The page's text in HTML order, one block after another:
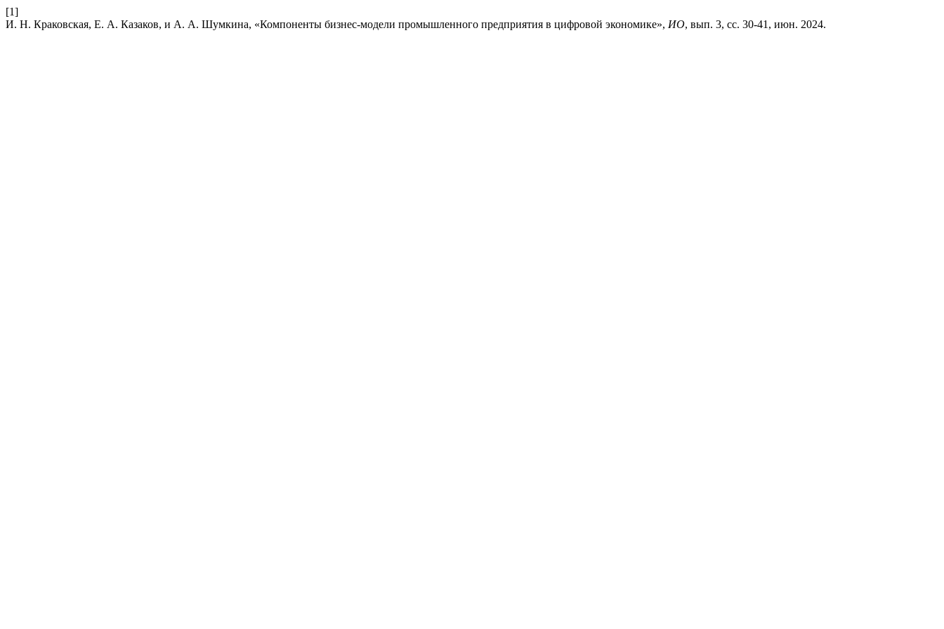
[1]
И. Н. Краковская, Е. А. Казаков, и А. А. Шумкина, «Компоненты бизнес-модели промышленного предприятия в цифровой экономике», ИО, вып. 3, сс. 30-41, июн. 2024.